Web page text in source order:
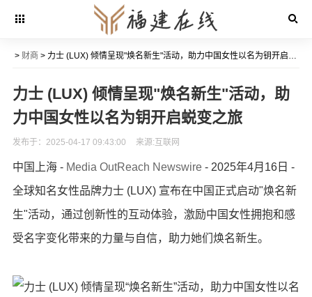
> 财商 > 力士 (LUX) 倾情呈现"焕名新生"活动，助力中国女性以名为钥开启蜕变之旅
力士 (LUX) 倾情呈现"焕名新生"活动，助
力中国女性以名为钥开启蜕变之旅
发布于：2025-04-17 09:43:00 来源:互联网
中国上海 - Media OutReach Newswire- 2025年4月16日 -
全球知名女性品牌力士 (LUX) 宣布在中国正式启动"焕名新
生"活动，通过创新性的互动体验，激励中国女性拥抱和感
受名字变化带来的力量与自信，助力她们焕名新生。